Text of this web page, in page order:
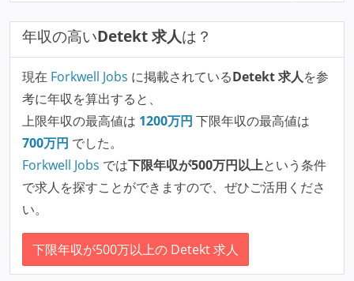
年収の高いDetekt 求人は？
現在 Forkwell Jobs に掲載されているDetekt 求人を参
考に年収を算出すると、
上限年収の最高値は 1200万円 下限年収の最高値は
700万円 でした。
Forkwell Jobs では下限年収が500万円以上という条件
で求人を探すことができますので、ぜひご活用くださ
い。
下限年収が500万以上の Detekt 求人